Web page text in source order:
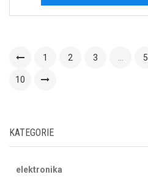
1 2 3 5
10
KATEGORIE
elektronika